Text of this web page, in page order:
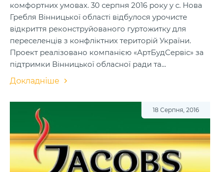
комфортних умовах. 30 серпня 2016 року у с. Нова
Гребля Вінницької області відбулося урочисте
відкриття реконструйованого гуртожитку для
переселенців з конфліктних територій України.
Проект реалізовано компанією «АртБудСервіс» за
підтримки Вінницької обласної ради та...
Докладніше
18 Серпня, 2016